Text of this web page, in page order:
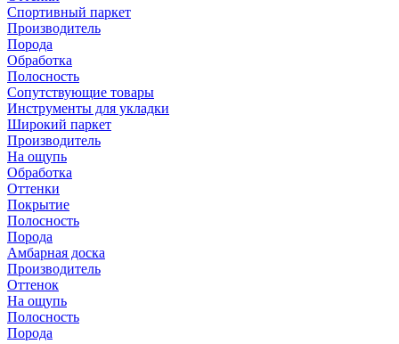
Спортивный паркет
Производитель
Порода
Обработка
Полосность
Сопутствующие товары
Инструменты для укладки
Широкий паркет
Производитель
На ощупь
Обработка
Оттенки
Покрытие
Полосность
Порода
Амбарная доска
Производитель
Оттенок
На ощупь
Полосность
Порода